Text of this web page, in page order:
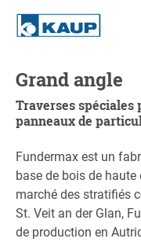
Recherchez KAUP
Accessoires
Solutions de
Services
Centre d'informations
Entreprise
Grand angle
Traverses spéciales
panneaux de
Fundermax est un
base de bois de
marché des stratifiés
St. Veit an der Glan,
de production en